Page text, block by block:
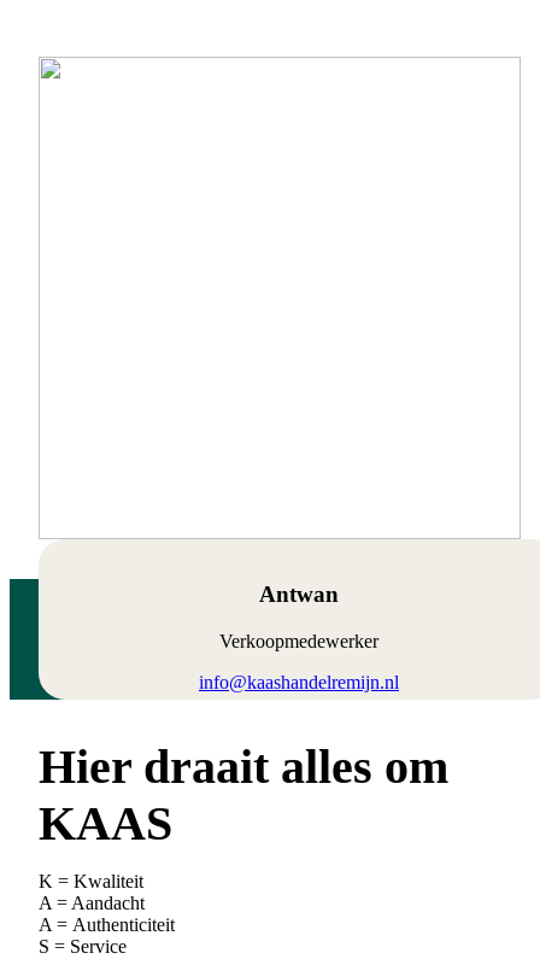
Antwan
Verkoopmedewerker
info@kaashandelremijn.nl
Hier draait alles om
KAAS
K = Kwaliteit
A = Aandacht
A = Authenticiteit
S = Service